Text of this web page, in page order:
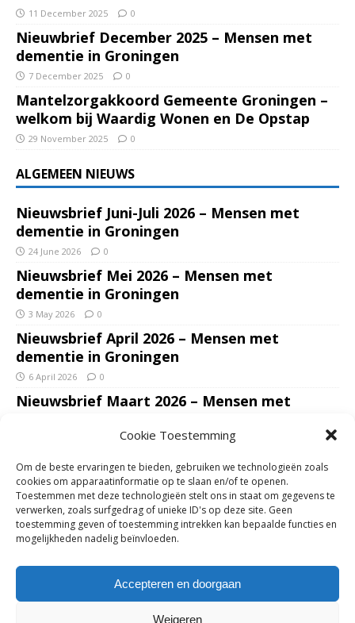
Cookie Toestemming
Om de beste ervaringen te bieden, gebruiken we technologieën zoals
cookies om apparaatinformatie op te slaan en/of te openen.
Toestemmen met deze technologieën stelt ons in staat om gegevens te
verwerken, zoals surfgedrag of unieke ID's op deze site. Geen
toestemming geven of toestemming intrekken kan bepaalde functies en
mogelijkheden nadelig beïnvloeden.
Accepteren en doorgaan
Weigeren
11 December 2025 0
Nieuwbrief December 2025 – Mensen met
dementie in Groningen
7 December 2025 0
Mantelzorgakkoord Gemeente Groningen –
welkom bij Waardig Wonen en De Opstap
29 November 2025 0
ALGEMEEN NIEUWS
Nieuwsbrief Juni-Juli 2026 – Mensen met
dementie in Groningen
24 June 2026 0
Nieuwsbrief Mei 2026 – Mensen met
dementie in Groningen
3 May 2026 0
Nieuwsbrief April 2026 – Mensen met
dementie in Groningen
6 April 2026 0
Nieuwsbrief Maart 2026 – Mensen met
Nieuwsbrief Januari – Februari 2026 – Mensen
met dementie in Groningen
7 February 2026 0
Ondersteun mantelzorgers – gun hun een
adempauze in De Opstap. Inzamelingsactie
voor De Opstap gestart op GoFundMe
0